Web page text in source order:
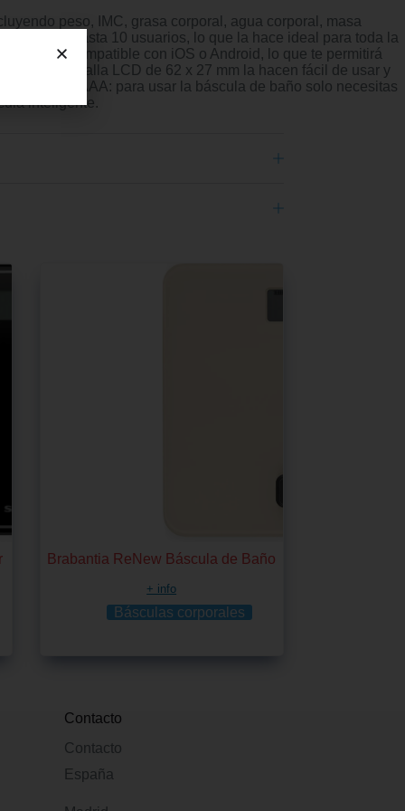
peso, IMC, grasa corporal, agua corporal, masa
datos de hasta 10 usuarios, lo que la hace ideal para toda la
es compatible con iOS o Android, lo que te permitirá
y pantalla LCD de 62 x 27 mm la hacen fácil de usar y
PILAS AAA: para usar la báscula de baño solo necesitas
inteligente.
Brabantia ReNew Báscula de Baño
+ info
Básculas corporales
Contacto
Contacto
España